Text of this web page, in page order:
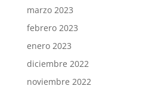
marzo 2023
febrero 2023
enero 2023
diciembre 2022
noviembre 2022